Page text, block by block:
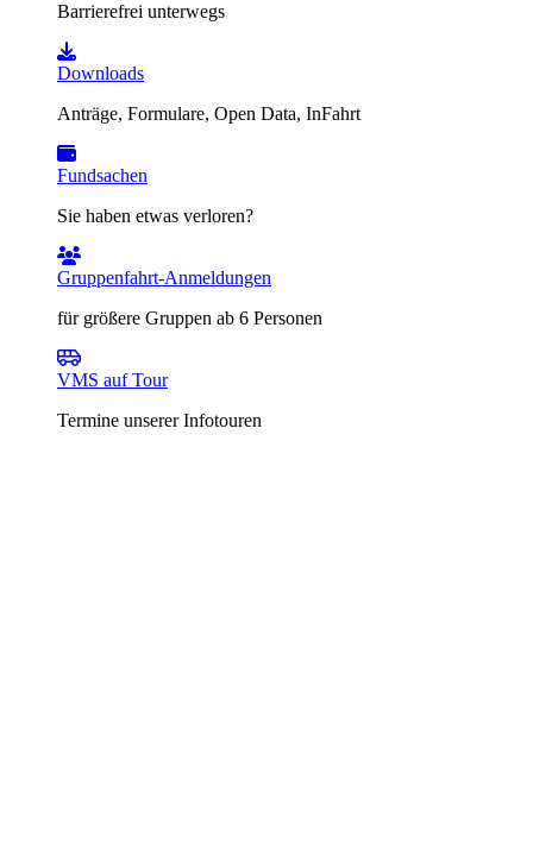
Barrierefrei unterwegs
Downloads
Anträge, Formulare, Open Data, InFahrt
Fundsachen
Sie haben etwas verloren?
Gruppenfahrt-Anmeldungen
für größere Gruppen ab 6 Personen
VMS auf Tour
Termine unserer Infotouren